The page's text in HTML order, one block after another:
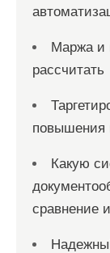
Маржа и
рассчитать
повышения
Какую
сравнение